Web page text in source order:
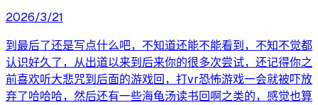
2026/3/21
到最后了还是写点什么吧，不知道还能不能看到，不知不觉都
认识好久了，从出道以来到后来你的很多次尝试，还记得你之
前喜欢听大悲咒到后面的游戏回，打vr恐怖游戏一会就被吓放
弃了哈哈哈，然后还有一些海龟汤读书回啊之类的，感觉也算